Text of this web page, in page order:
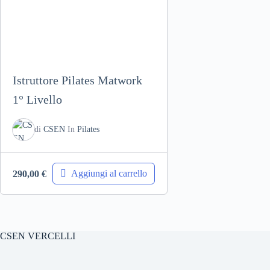
Istruttore Pilates Matwork
1° Livello
di CSEN In Pilates
290,00 € Aggiungi al carrello
CSEN VERCELLI